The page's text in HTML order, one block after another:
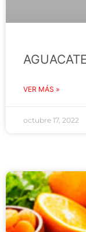
VER MÁS »
octubre 17, 2022